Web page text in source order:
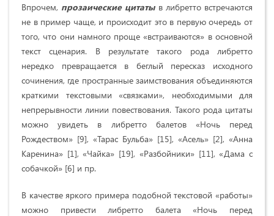
Впрочем, прозаические цитатыв либретто встречаются
не в пример чаще, и происходит это в первую очередь от
того, что они намного проще «встраиваются» в основной
текст сценария. В результате такого рода либретто
нередко превращается в беглый пересказ исходного
сочинения, где пространные заимствования объединяются
краткими текстовыми «связками», необходимыми для
непрерывности линии повествования. Такого рода цитаты
можно увидеть в либретто балетов «Ночь перед
Рождеством» [9], «Тарас Бульба» [15], «Асель» [2], «Анна
Каренина» [1], «Чайка» [19], «Разбойники» [11], «Дама с
собачкой» [6] и пр.
В качестве яркого примера подобной текстовой «работы»
можно привести либретто балета «Ночь перед